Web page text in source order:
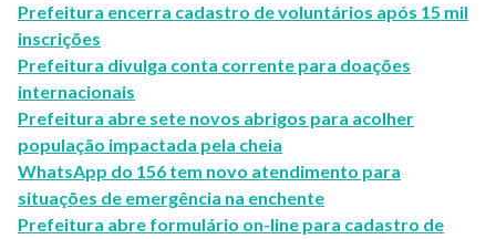
Prefeitura encerra cadastro de voluntários após 15 mil
inscrições
Prefeitura divulga conta corrente para doações
internacionais
Prefeitura abre sete novos abrigos para acolher
população impactada pela cheia
WhatsApp do 156 tem novo atendimento para
situações de emergência na enchente
Prefeitura abre formulário on-line para cadastro de